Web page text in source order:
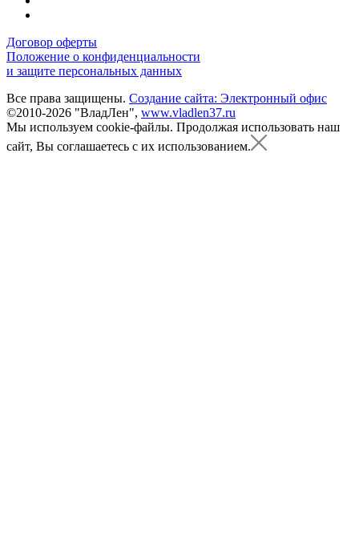
Договор оферты
Положение о конфиденциальности
и защите персональных данных
Все права защищены. Создание сайта: Электронный офис
©2010-2026 "ВладЛен", www.vladlen37.ru
Мы используем cookie-файлы. Продолжая использовать наш
сайт, Вы соглашаетесь с их использованием.